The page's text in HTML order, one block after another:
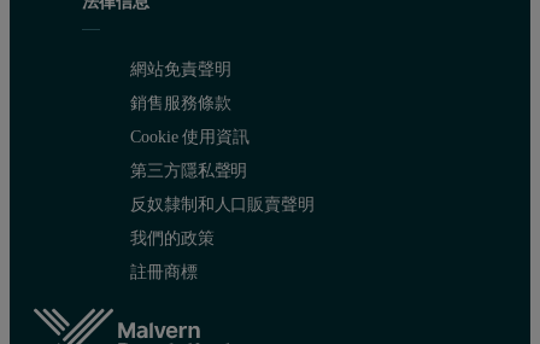
網站免責聲明
銷售服務條款
Cookie 使用資訊
第三方隱私聲明
反奴隸制和人口販賣聲明
我們的政策
註冊商標